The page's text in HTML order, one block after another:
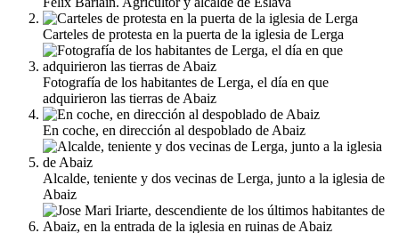
Carteles de protesta en la puerta de la iglesia de Lerga
Fotografía de los habitantes de Lerga, el día en que
adquirieron las tierras de Abaiz
En coche, en dirección al despoblado de Abaiz
Alcalde, teniente y dos vecinas de Lerga, junto a la iglesia de
Abaiz